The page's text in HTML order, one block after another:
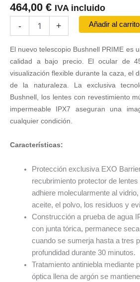
464,00 € IVA incluido
-
BUSHNELL
20-
60x65
cantidad
+ Añadir al carrito
El nuevo telescopio Bushnell PRIME es
calidad a bajo precio. El ocular de
visualización flexible durante la caza, el
de la naturaleza. La exclusiva
Bushnell, los lentes con revestimiento
impermeable IPX7 aseguran una
cualquier condición.
Características:
Protección exclusiva EXO
recubrimiento protector de
adhiere molecularmente al vidrio,
aceite, el polvo, los residuos y
Construcción a prueba de agua
con junta tórica, permanece
cuando se sumerja hasta a tres
profundidad durante 30 minutos.
Tratamiento antiniebla mediante
óptica llena de argón se